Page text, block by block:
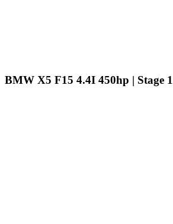
BMW X5 F15 4.4I 450hp | Stage 1